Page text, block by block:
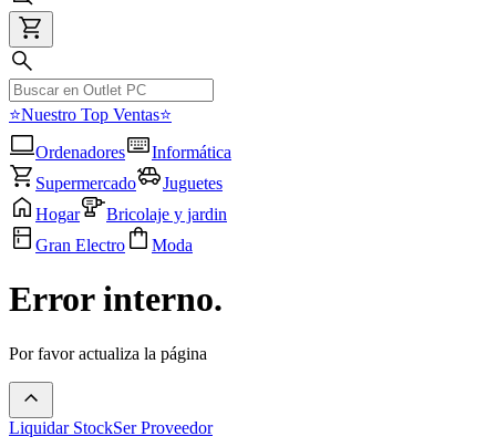
⭐Nuestro Top Ventas⭐
Ordenadores
Informática
Supermercado
Juguetes
Hogar
Bricolaje y jardin
Gran Electro
Moda
Error interno.
Por favor actualiza la página
Liquidar StockSer Proveedor